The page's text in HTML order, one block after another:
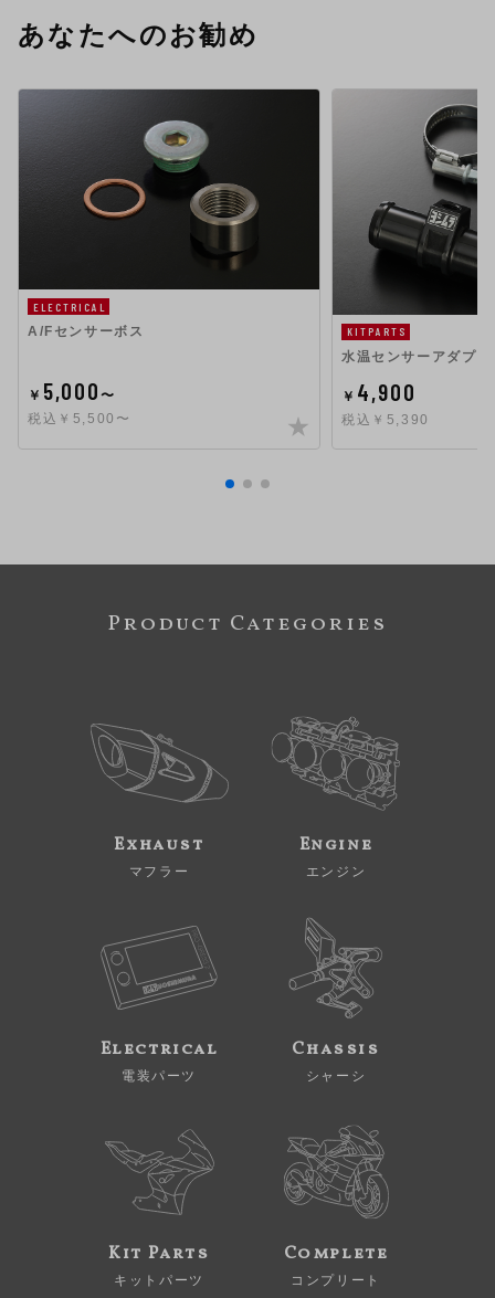
あなたへのお勧め
ELECTRICAL
A/Fセンサーボス
￥ 5,000〜
税込￥5,500〜
KITPARTS
水温センサーアダプ
￥ 4,900
税込￥5,390
Product Categories
Exhaust
マフラー
Engine
エンジン
Electrical
電装パーツ
Chassis
シャーシ
Kit Parts
キットパーツ
Complete
コンプリート